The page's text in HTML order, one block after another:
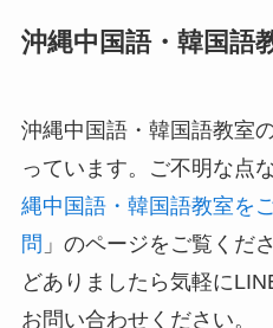
沖縄中国語・韓国語
沖縄中国語・韓国語教室
っています。ご不明な点
縄中国語・韓国語教室を
問 」のページをご覧くだ
どありましたら気軽に
お問い合わせください。